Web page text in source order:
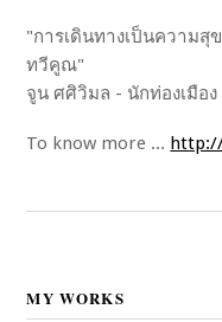
"การเดินทางเป็นความ
ทวีคูณ"
จูน ศศิวิมล - นักท่องเมือง
To know more ...
MY WORKS